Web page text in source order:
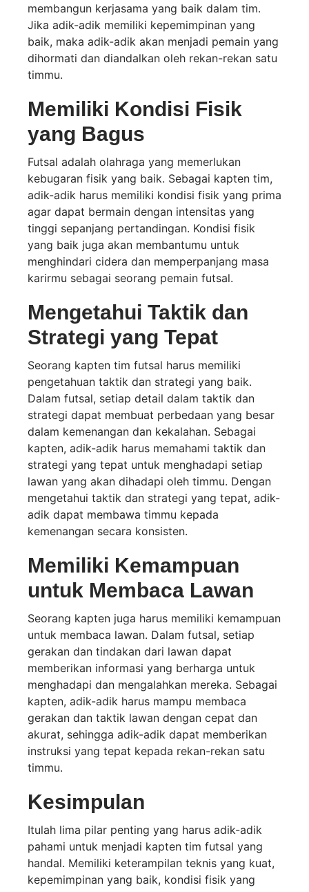
membangun kerjasama yang baik dalam tim.
Jika adik-adik memiliki kepemimpinan yang
baik, maka adik-adik akan menjadi pemain yang
dihormati dan diandalkan oleh rekan-rekan satu
timmu.
Memiliki Kondisi Fisik
yang Bagus
Futsal adalah olahraga yang memerlukan
kebugaran fisik yang baik. Sebagai kapten tim,
adik-adik harus memiliki kondisi fisik yang prima
agar dapat bermain dengan intensitas yang
tinggi sepanjang pertandingan. Kondisi fisik
yang baik juga akan membantumu untuk
menghindari cidera dan memperpanjang masa
karirmu sebagai seorang pemain futsal.
Mengetahui Taktik dan
Strategi yang Tepat
Seorang kapten tim futsal harus memiliki
pengetahuan taktik dan strategi yang baik.
Dalam futsal, setiap detail dalam taktik dan
strategi dapat membuat perbedaan yang besar
dalam kemenangan dan kekalahan. Sebagai
kapten, adik-adik harus memahami taktik dan
strategi yang tepat untuk menghadapi setiap
lawan yang akan dihadapi oleh timmu. Dengan
mengetahui taktik dan strategi yang tepat, adik-
adik dapat membawa timmu kepada
kemenangan secara konsisten.
Memiliki Kemampuan
untuk Membaca Lawan
Seorang kapten juga harus memiliki kemampuan
untuk membaca lawan. Dalam futsal, setiap
gerakan dan tindakan dari lawan dapat
memberikan informasi yang berharga untuk
menghadapi dan mengalahkan mereka. Sebagai
kapten, adik-adik harus mampu membaca
gerakan dan taktik lawan dengan cepat dan
akurat, sehingga adik-adik dapat memberikan
instruksi yang tepat kepada rekan-rekan satu
timmu.
Kesimpulan
Itulah lima pilar penting yang harus adik-adik
pahami untuk menjadi kapten tim futsal yang
handal. Memiliki keterampilan teknis yang kuat,
kepemimpinan yang baik, kondisi fisik yang